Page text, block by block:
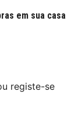
em sua casa
registe-se